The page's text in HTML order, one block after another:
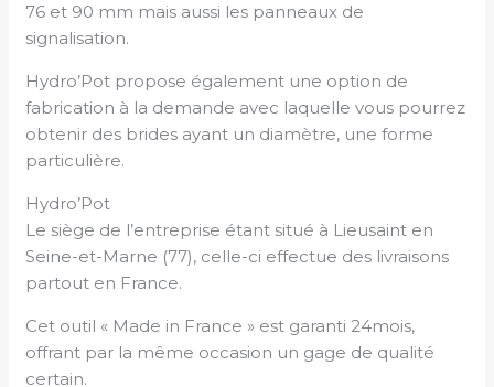
76 et 90 mm mais aussi les panneaux de
signalisation.
Hydro’Pot propose également une option de
fabrication à la demande avec laquelle vous pourrez
obtenir des brides ayant un diamètre, une forme
particulière.
Hydro’Pot
Le siège de l’entreprise étant situé à Lieusaint en
Seine-et-Marne (77), celle-ci effectue des livraisons
partout en France.
Cet outil « Made in France » est garanti 24mois,
offrant par la même occasion un gage de qualité
certain.